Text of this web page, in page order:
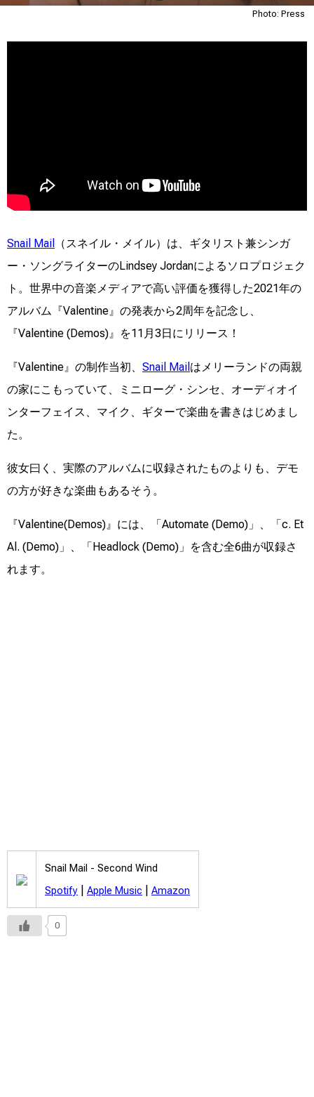
Photo: Press
Snail Mail
（スネイル・メイル）は、ギタリスト兼シンガ
ー・ソングライターのLindsey Jordanによるソロプロジェク
ト。世界中の音楽メディアで高い評価を獲得した2021年の
アルバム『Valentine』の発表から2周年を記念し、
『Valentine (Demos)』を11月3日にリリース！
『Valentine』の制作当初、 Snail Mail はメリーランドの両親
の家にこもっていて、ミニローグ・シンセ、オーディオイ
ンターフェイス、マイク、ギターで楽曲を書きはじめまし
た。
彼女曰く、実際のアルバムに収録されたものよりも、デモ
の方が好きな楽曲もあるそう。
『Valentine(Demos)』には、「Automate (Demo)」、「c. Et
Al. (Demo)」、「Headlock (Demo)」を含む全6曲が収録さ
れます。
Snail Mail - Second Wind
Spotify
Apple Music Amazon
0